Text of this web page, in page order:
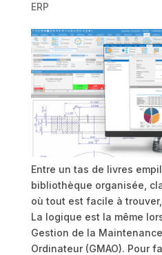
ERP
Entre un tas de livres
bibliothèque organisée,
où tout est facile à
La logique est la même
Gestion de la
Ordinateur (GMAO). Pour